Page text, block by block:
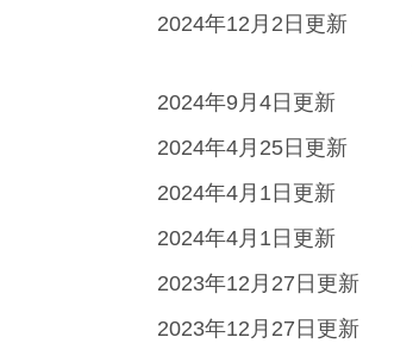
2024年12月2日更新
2024年9月4日更新
2024年4月25日更新
2024年4月1日更新
2024年4月1日更新
2023年12月27日更新
2023年12月27日更新